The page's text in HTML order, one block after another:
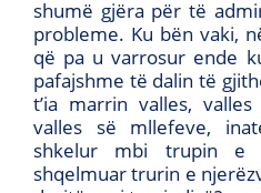
shumë gjëra për të
probleme. Ku bën vaki,
që pa u varrosur ende
pafajshme të dalin të
t’ia marrin valles,
valles së mllefeve,
shkelur mbi trupin e
shqelmuar trurin e